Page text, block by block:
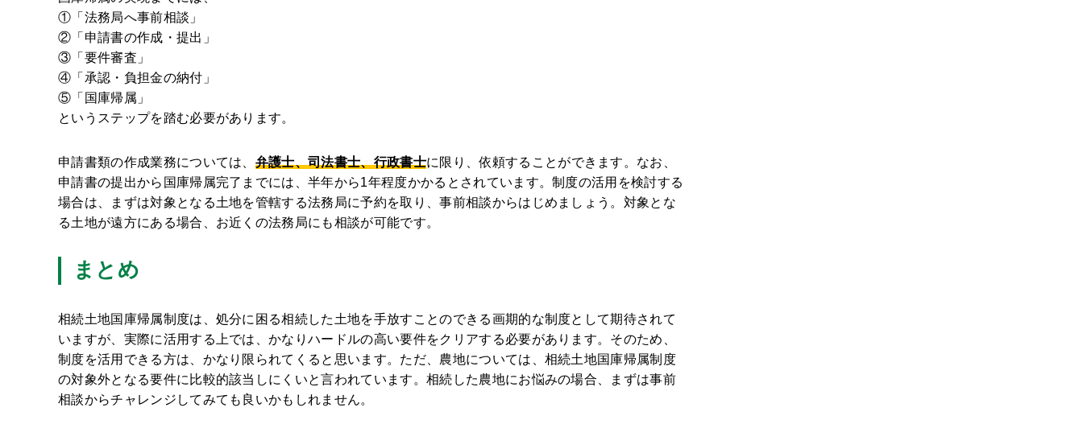
①「法務局へ事前相談」
②「申請書の作成・提出」
③「要件審査」
④「承認・負担金の納付」
⑤「国庫帰属」
というステップを踏む必要があります。
申請書類の作成業務については、 弁護士、司法書士、行政書士に限り、依頼することができます。なお、
申請書の提出から国庫帰属完了までには、半年から1年程度かかるとされています。制度の活用を検討する
場合は、まずは対象となる土地を管轄する法務局に予約を取り、事前相談からはじめましょう。対象とな
る土地が遠方にある場合、お近くの法務局にも相談が可能です。
まとめ
相続土地国庫帰属制度は、処分に困る相続した土地を手放すことのできる画期的な制度として期待されて
いますが、実際に活用する上では、かなりハードルの高い要件をクリアする必要があります。そのため、
制度を活用できる方は、かなり限られてくると思います。ただ、農地については、相続土地国庫帰属制度
の対象外となる要件に比較的該当しにくいと言われています。相続した農地にお悩みの場合、まずは事前
相談からチャレンジしてみても良いかもしれません。